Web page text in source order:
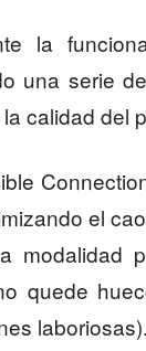
la
una serie
calidad del
el
modalidad
quede
laboriosas).